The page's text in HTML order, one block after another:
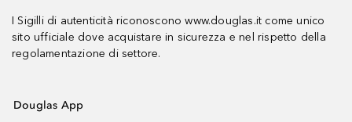
I Sigilli di autenticità riconoscono www.douglas.it come unico
sito ufficiale dove acquistare in sicurezza e nel rispetto della
regolamentazione di settore.
Douglas App